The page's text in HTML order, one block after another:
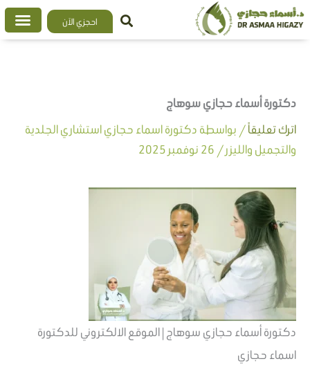
تخطي
إلى
احجزي الآن
دكتورة أسماء حجازي سوهاج
اترك تعليقاً/ بواسطة دكتورة اسماء حجازي استشاري الجلدية
والتجميل والليزر/ 26 نوفمبر 2025
دكتورة أسماء حجازي سوهاج | الموقع الالكتروني للدكتورة
اسماء حجازي